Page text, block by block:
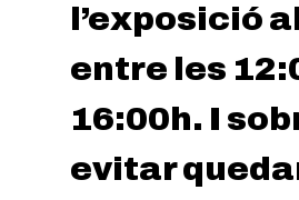
l’exposició
entre les
16:00h. I
evitar